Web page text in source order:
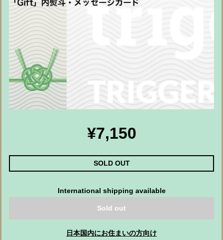
¥7,150
SOLD OUT
International shipping available
Sold out
日本国内にお住まいの方向け